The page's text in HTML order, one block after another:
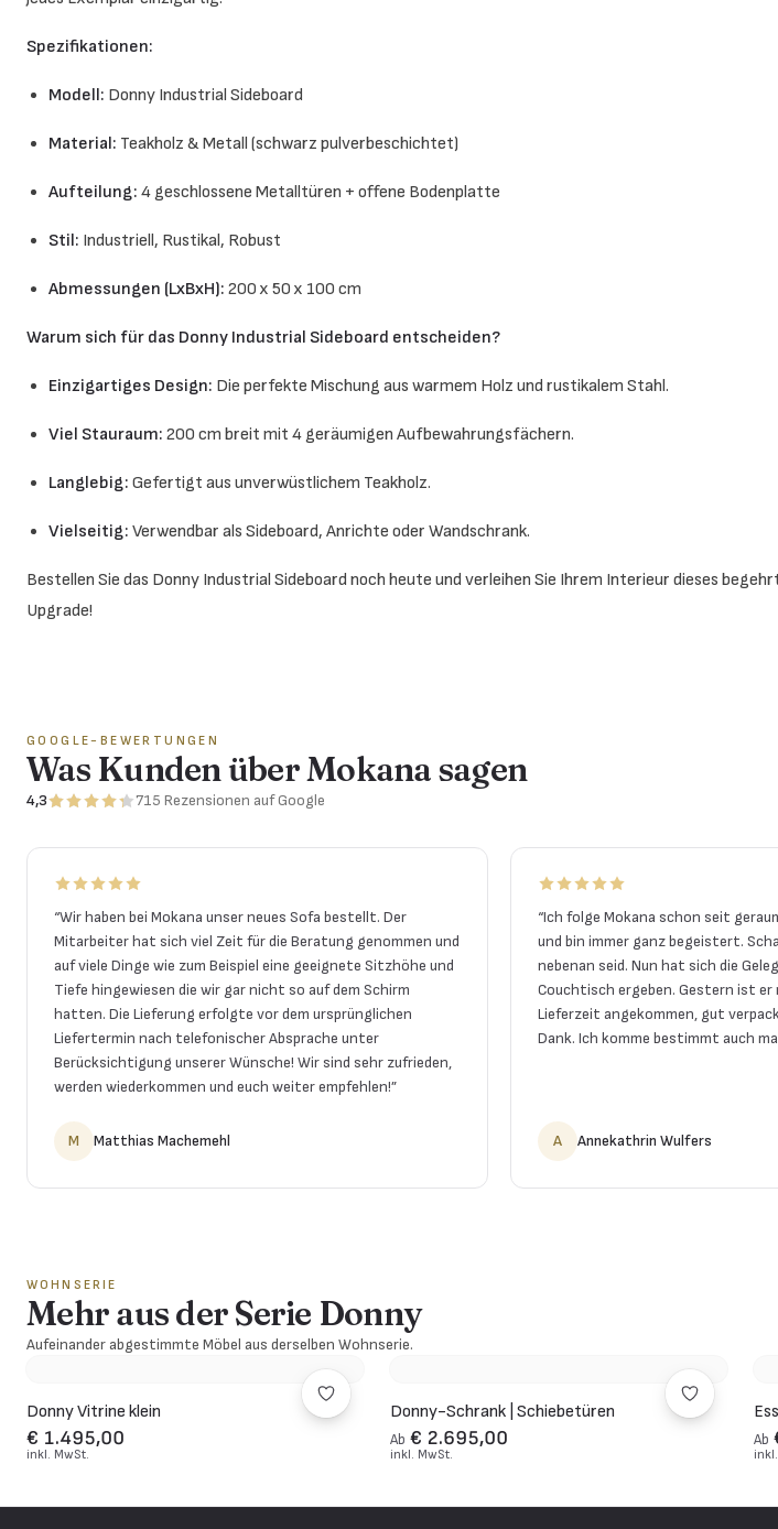
Spezifikationen:
Modell: Donny Industrial Sideboard
Material: Teakholz & Metall (schwarz pulverbeschichtet)
Aufteilung: 4 geschlossene Metalltüren + offene Bodenplatte
Stil: Industriell, Rustikal, Robust
Abmessungen (LxBxH): 200 x 50 x 100 cm
Warum sich für das Donny Industrial Sideboard entscheiden?
Einzigartiges Design: Die perfekte Mischung aus warmem Holz und rustikalem Stahl.
Viel Stauraum: 200 cm breit mit 4 geräumigen Aufbewahrungsfächern.
Langlebig: Gefertigt aus unverwüstlichem Teakholz.
Vielseitig: Verwendbar als Sideboard, Anrichte oder Wandschrank.
Bestellen Sie das Donny Industrial Sideboard noch heute und verleihen Sie Ihrem Interieur dieses
Upgrade!
GOOGLE-BEWERTUNGEN
Was Kunden über Mokana sagen
4,3 715 Rezensionen auf Google
“Wir haben bei Mokana unser neues Sofa bestellt. Der
Mitarbeiter hat sich viel Zeit für die Beratung genommen und
auf viele Dinge wie zum Beispiel eine geeignete Sitzhöhe und
Tiefe hingewiesen die wir gar nicht so auf dem Schirm
hatten. Die Lieferung erfolgte vor dem ursprünglichen
Liefertermin nach telefonischer Absprache unter
Berücksichtigung unserer Wünsche! Wir sind sehr zufrieden,
werden wiederkommen und euch weiter empfehlen!”
M Matthias Machemehl
“Ich folge Mokana schon seit
und bin immer ganz begeistert.
nebenan seid. Nun hat sich die
Couchtisch ergeben. Gestern ist er
Lieferzeit angekommen, gut
Dank. Ich komme bestimmt auch
A Annekathrin Wulfers
WOHNSERIE
Mehr aus der Serie Donny
Aufeinander abgestimmte Möbel aus derselben Wohnserie.
Donny Vitrine klein
€ 1.495,00
inkl. MwSt.
Donny-Schrank | Schiebetüren
Ab € 2.695,00
inkl. MwSt.
Ab